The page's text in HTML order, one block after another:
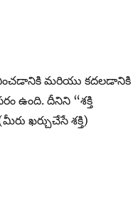
మరియు కదలడానికి
ఉంది. దీనిని “శక్తి
ఖర్చుచేసే శక్తి)